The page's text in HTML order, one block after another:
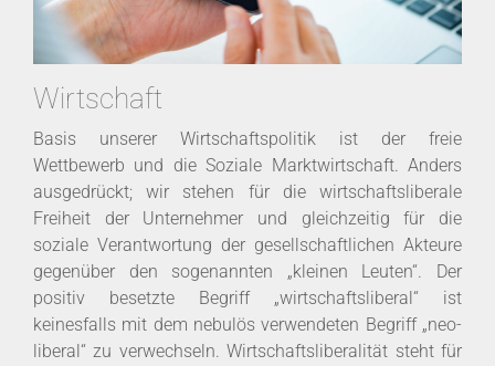
Wirtschaft
Basis unserer Wirtschaftspolitik ist der freie
Wettbewerb und die Soziale Marktwirtschaft. Anders
ausgedrückt; wir stehen für die wirtschaftsliberale
Freiheit der Unternehmer und gleichzeitig für die
soziale Verantwortung der gesellschaftlichen Akteure
gegenüber den sogenannten „kleinen Leuten“. Der
positiv besetzte Begriff „wirtschaftsliberal“ ist
keinesfalls mit dem nebulös verwendeten Begriff „neo-
liberal“ zu verwechseln. Wirtschaftsliberalität steht für